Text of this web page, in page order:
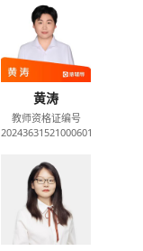
黄涛
教师资格证编号
20243631521000601